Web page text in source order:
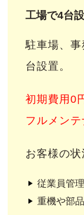
工場で4台
駐車場、
台設置。
初期費用0
フルメン
お客様の
従業員管
重機や部